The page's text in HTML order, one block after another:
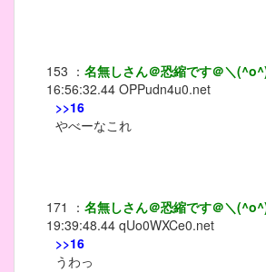
153 ： 名無しさん＠恐縮です＠＼
16:56:32.44 OPPudn4u0.net
>>16
やべーなこれ
171 ： 名無しさん＠恐縮です＠＼
19:39:48.44 qUo0WXCe0.net
>>16
うわっ